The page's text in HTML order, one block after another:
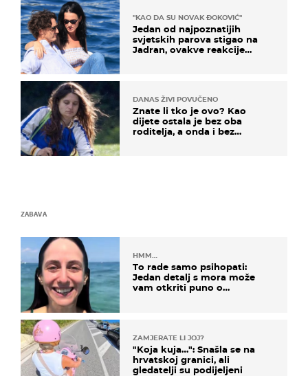
"KAO DA SU NOVAK ĐOKOVIĆ"
Jedan od najpoznatijih
svjetskih parova stigao na
Jadran, ovakve reakcije
DANAS ŽIVI POVUČENO
Znate li tko je ovo? Kao
dijete ostala je bez oba
roditelja, a onda i bez
ZABAVA
HMM…
To rade samo psihopati:
Jedan detalj s mora može
vam otkriti puno o
ZAMJERATE LI JOJ?
"Koja kuja…": Snašla se na
hrvatskoj granici, ali
gledatelji su podijeljeni